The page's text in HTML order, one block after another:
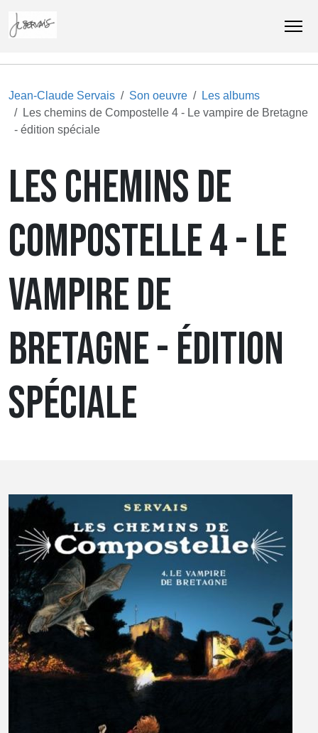
Jean-Claude Servais Son oeuvre
Les albums
Les chemins de Compostelle 4 - Le vampire de Bretagne
- édition spéciale
LES CHEMINS DE
COMPOSTELLE 4 - LE
VAMPIRE DE
BRETAGNE - ÉDITION
SPÉCIALE